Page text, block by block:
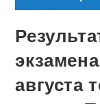
августа